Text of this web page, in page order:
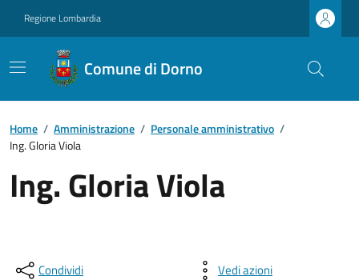
Regione Lombardia
Comune di Dorno
Home / Amministrazione / Personale amministrativo /
Ing. Gloria Viola
Ing. Gloria Viola
Condividi Vedi azioni